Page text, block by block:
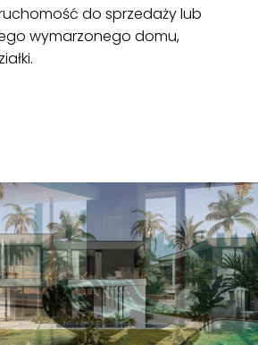
do sprzedaży lub
wymarzonego domu,